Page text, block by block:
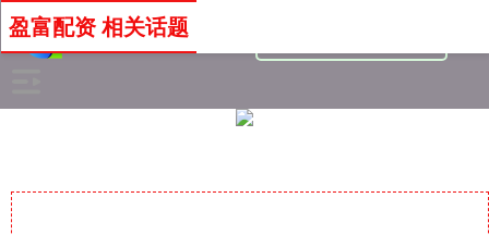
盈富配资 相关话题